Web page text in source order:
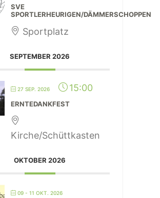
SVE
SPORTLERHEURIGEN/DÄMMERSCHOPPEN
Sportplatz
SEPTEMBER 2026
27 SEP. 2026 15:00
ERNTEDANKFEST
Kirche/Schüttkasten
OKTOBER 2026
09 - 11 OKT. 2026